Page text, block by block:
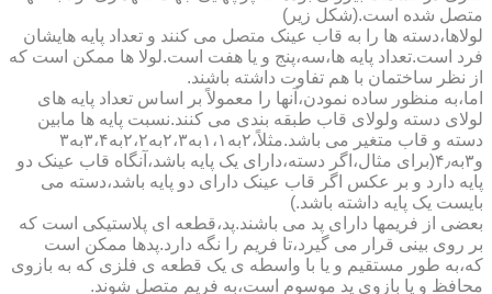
متصل شده است.(شکل زیر)
لولاها،دسته ها را به قاب عینک متصل می کنند و تعداد پایه هایشان
فرد است.تعداد پایه ها،سه،پنج و یا هفت است.لولا ها ممکن است که
از نظر ساختمان با هم تفاوت داشته باشند.
اما،به منظور ساده نمودن،آنها را معمولاً بر اساس تعداد پایه های
لولای دسته ولولای قاب طبقه بندی می کنند.نسبت پایه ها مابین
دسته و قاب متغیر می باشد.مثلاً،۲به۱،۱به۲،۳به۲،۲به۳،۴به۳
و۳به۴٫(برای مثال،اگر دسته،دارای یک پایه باشد،آنگاه قاب عینک دو
پایه دارد و بر عکس اگر قاب عینک دارای دو پایه باشد،دسته می
بایست یک پایه داشته باشد.)
بعضی از فریمها دارای پد می باشند.پد،قطعه ای پلاستیکی است که
بر روی بینی قرار می گیرد،تا فریم را نگه دارد.پدها ممکن است
که،به طور مستقیم و یا با واسطه ی یک قطعه ی فلزی که به بازوی
محافظ و یا بازوی پد موسوم است،به فریم متصل شوند.